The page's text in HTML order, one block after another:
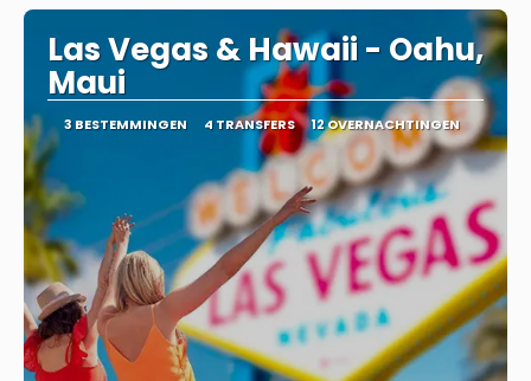
Las Vegas & Hawaii - Oahu,
Maui
3 BESTEMMINGEN 4 TRANSFERS 12 OVERNACHTINGEN